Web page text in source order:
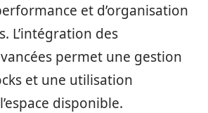
et d’organisation
L’intégration des
permet une gestion
et une utilisation
disponible.